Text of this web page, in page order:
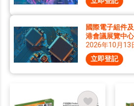
國際電子組件
港會議展覽中
2026年10月13
立即登記